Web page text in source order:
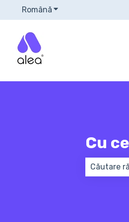
Română Afișare submeniu
Cu